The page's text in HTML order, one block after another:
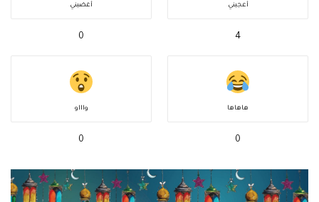
أعجبني
4
أغضبني
0
هاهاها
0
واااو
0